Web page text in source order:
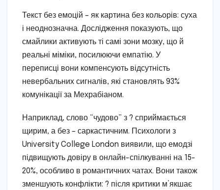
Текст без емоцій – як картина без кольорів: суха
і неоднозначна. Дослідження показують, що
смайлики активують ті самі зони мозку, що й
реальні міміки, посилюючи емпатію. У
переписці вони компенсують відсутність
невербальних сигналів, які становлять 93%
комунікації за Мехрабіаном.
Наприклад, слово “чудово” з ? сприймається
щирим, а без – саркастичним. Психологи з
University College London виявили, що емодзі
підвищують довіру в онлайн-спілкуванні на 15-
20%, особливо в романтичних чатах. Вони також
зменшують конфлікти: ? після критики м’якшає